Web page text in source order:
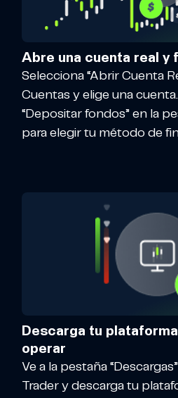
Abre una cuenta real y
Selecciona “Abrir Cuenta
Cuentas y elige una
“Depositar fondos” en la
para elegir tu método de
Descarga tu
operar
Ve a la pestaña
Trader y descarga tu